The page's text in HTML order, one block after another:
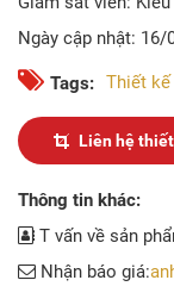
Ngày cập nhật: 16/
Tags: Thiết
Liên hệ
Thông tin khác:
T vấn về sản
Nhận báo giá: